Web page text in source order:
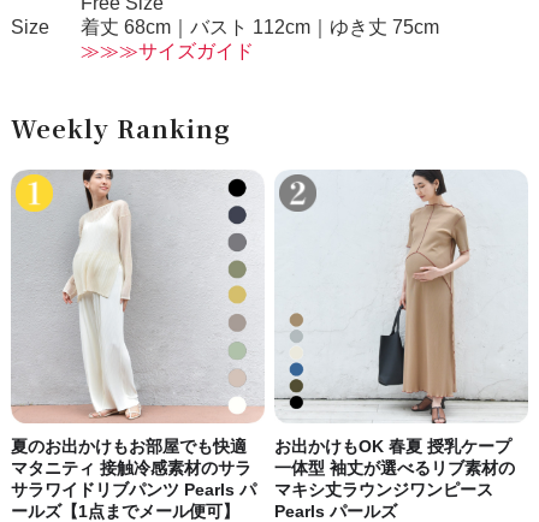
Size
着丈 68cm｜バスト 112cm｜ゆき丈 75cm
≫≫≫サイズガイド
Weekly Ranking
夏のお出かけもお部屋でも快適
マタニティ 接触冷感素材のサラ
サラワイドリブパンツ Pearls パ
ールズ【1点までメール便可】
お出かけもOK 春夏 授乳ケープ
一体型 袖丈が選べるリブ素材の
マキシ丈ラウンジワンピース
Pearls パールズ